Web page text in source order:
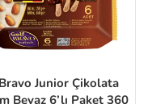
Junior Çikolata
Beyaz 6’lı Paket 360